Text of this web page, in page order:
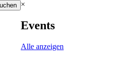
×
Events
Alle anzeigen